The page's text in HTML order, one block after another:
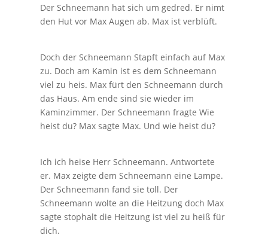
Der Schneemann hat sich um gedred. Er nimt
den Hut vor Max Augen ab. Max ist verblüft.
Doch der Schneemann Stapft einfach auf Max
zu. Doch am Kamin ist es dem Schneemann
viel zu heis. Max fürt den Schneemann durch
das Haus. Am ende sind sie wieder im
Kaminzimmer. Der Schneemann fragte Wie
heist du? Max sagte Max. Und wie heist du?
Ich ich heise Herr Schneemann. Antwortete
er. Max zeigte dem Schneemann eine Lampe.
Der Schneemann fand sie toll. Der
Schneemann wolte an die Heitzung doch Max
sagte stophalt die Heitzung ist viel zu heiß für
dich.